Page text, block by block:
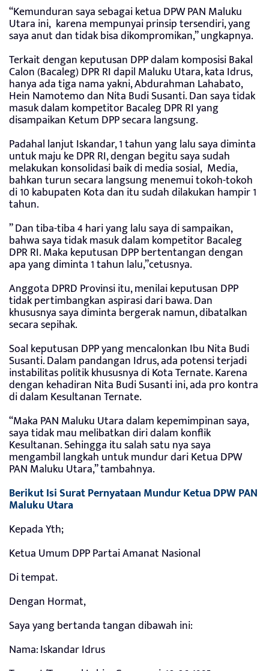
“Kemunduran saya sebagai ketua DPW PAN Maluku
Utara ini, karena mempunyai prinsip tersendiri, yang
saya anut dan tidak bisa dikompromikan,” ungkapnya.
Terkait dengan keputusan DPP dalam komposisi Bakal
Calon (Bacaleg) DPR RI dapil Maluku Utara, kata Idrus,
hanya ada tiga nama yakni, Abdurahman Lahabato,
Hein Namotemo dan Nita Budi Susanti. Dan saya tidak
masuk dalam kompetitor Bacaleg DPR RI yang
disampaikan Ketum DPP secara langsung.
Padahal lanjut Iskandar, 1 tahun yang lalu saya diminta
untuk maju ke DPR RI, dengan begitu saya sudah
melakukan konsolidasi baik di media sosial, Media,
bahkan turun secara langsung menemui tokoh-tokoh
di 10 kabupaten Kota dan itu sudah dilakukan hampir 1
tahun.
” Dan tiba-tiba 4 hari yang lalu saya di sampaikan,
bahwa saya tidak masuk dalam kompetitor Bacaleg
DPR RI. Maka keputusan DPP bertentangan dengan
apa yang diminta 1 tahun lalu,”cetusnya.
Anggota DPRD Provinsi itu, menilai keputusan DPP
tidak pertimbangkan aspirasi dari bawa. Dan
khususnya saya diminta bergerak namun, dibatalkan
secara sepihak.
Soal keputusan DPP yang mencalonkan Ibu Nita Budi
Susanti. Dalam pandangan Idrus, ada potensi terjadi
instabilitas politik khususnya di Kota Ternate. Karena
dengan kehadiran Nita Budi Susanti ini, ada pro kontra
di dalam Kesultanan Ternate.
“Maka PAN Maluku Utara dalam kepemimpinan saya,
saya tidak mau melibatkan diri dalam konflik
Kesultanan. Sehingga itu salah satu nya saya
mengambil langkah untuk mundur dari Ketua DPW
PAN Maluku Utara,” tambahnya.
Berikut Isi Surat Pernyataan Mundur Ketua DPW PAN
Maluku Utara
Kepada Yth;
Ketua Umum DPP Partai Amanat Nasional
Di tempat.
Dengan Hormat,
Saya yang bertanda tangan dibawah ini:
Nama: Iskandar Idrus